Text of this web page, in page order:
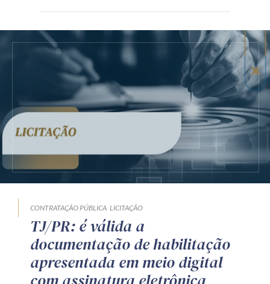
CONTRATAÇÃO PÚBLICA LICITAÇÃO
TJ/PR: é válida a
documentação de habilitação
apresentada em meio digital